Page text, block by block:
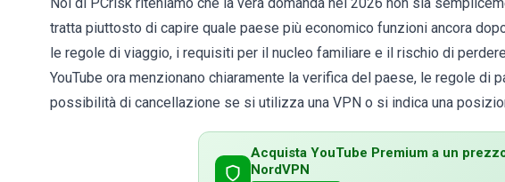
tratta piuttosto di capire quale paese più economico funzioni ancora
le regole di viaggio, i requisiti per il nucleo familiare e il rischio di
YouTube ora menzionano chiaramente la verifica del paese, le regole di
possibilità di cancellazione se si utilizza una VPN o si indica una
Acquista YouTube Premium a un
NordVPN